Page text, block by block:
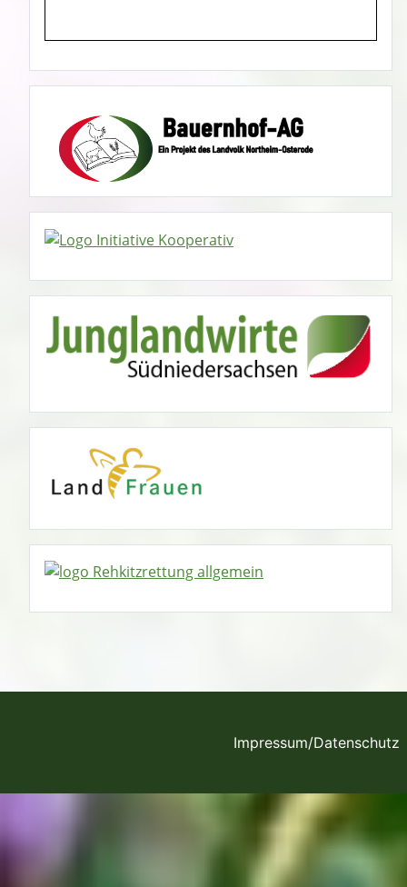
Impressum/Datenschutz